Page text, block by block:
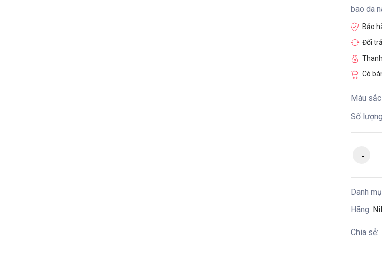
bao da
Bảo
Đổi trả
Có
Màu sắc
Số
Danh
Hãng:
Chia sẻ: